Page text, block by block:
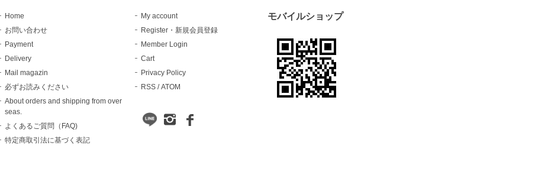
Home
お問い合わせ
Payment
Delivery
Mail magazin
必ずお読みください
About orders and shipping from over
seas.
よくあるご質問（FAQ)
特定商取引法に基づく表記
My account
Register・新規会員登録
Member Login
Cart
Privacy Policy
RSS /ATOM
モバイルショップ